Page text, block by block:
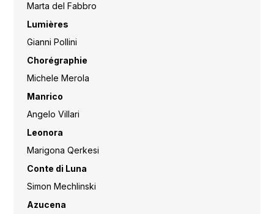
Marta del Fabbro
Lumières
Gianni Pollini
Chorégraphie
Michele Merola
Manrico
Angelo Villari
Leonora
Marigona Qerkesi
Conte di Luna
Simon Mechlinski
Azucena